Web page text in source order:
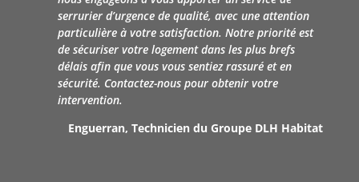
serrurier d’urgence de qualité, avec une attention
particulière à votre satisfaction. Notre priorité est
de sécuriser votre logement dans les plus brefs
délais afin que vous vous sentiez rassuré et en
sécurité. Contactez-nous pour obtenir votre
intervention.
Enguerran, Technicien du Groupe DLH Habitat